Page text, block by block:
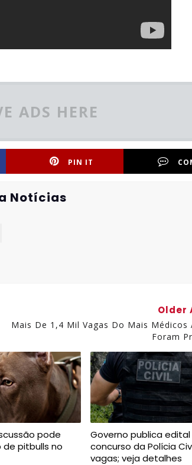
ADS HERE
PIN IT
Notícias
Older
Mais De 1,4 Mil Vagas Do Mais Médicos
Foram
pode
de pitbulls no
Governo publica
concurso da Polícia
vagas; veja detalhes